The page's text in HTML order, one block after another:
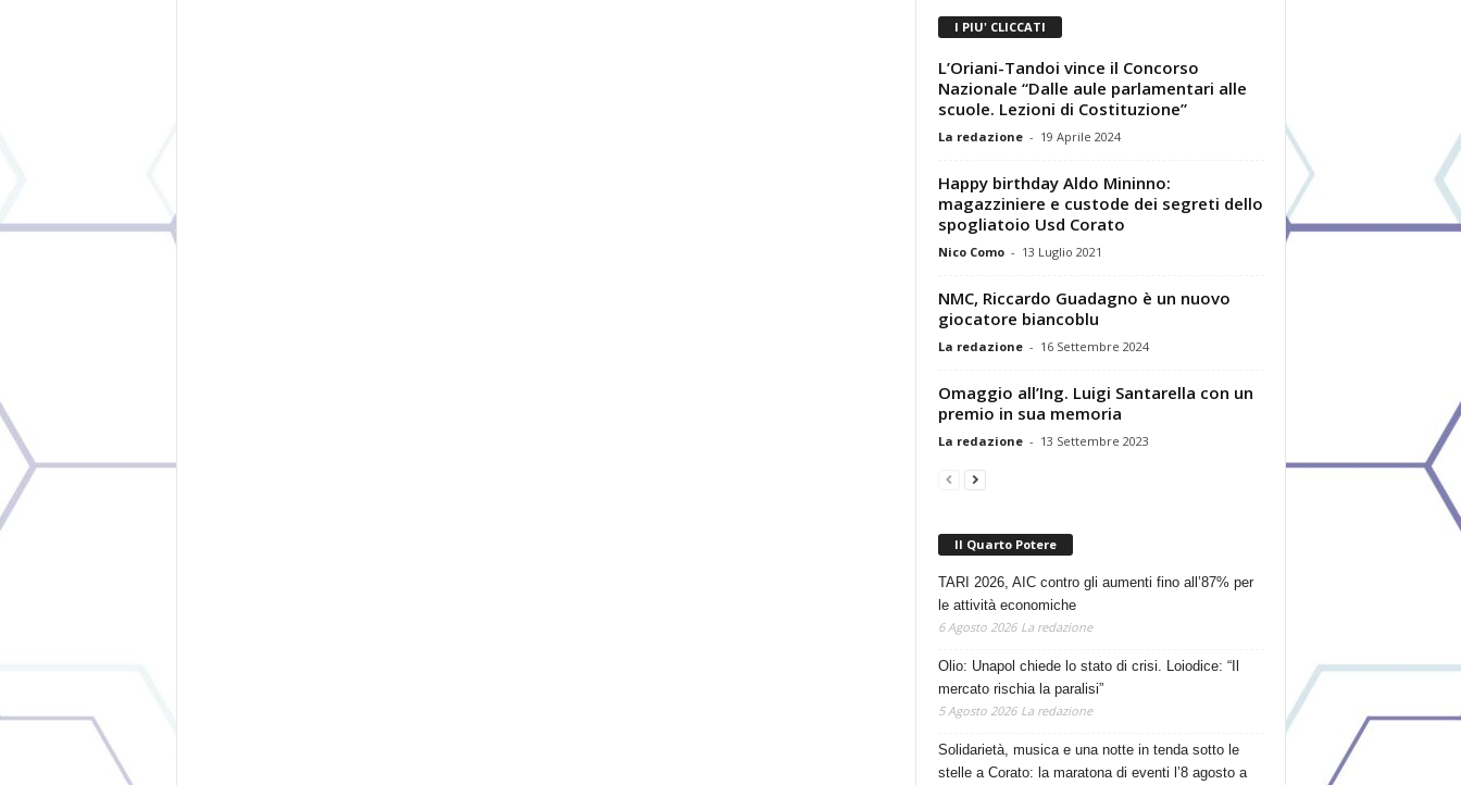
I PIU' CLICCATI
L’Oriani-Tandoi vince il Concorso
Nazionale “Dalle aule parlamentari alle
scuole. Lezioni di Costituzione”
La redazione - 19 Aprile 2024
Happy birthday Aldo Mininno:
magazziniere e custode dei segreti dello
spogliatoio Usd Corato
Nico Como - 13 Luglio 2021
NMC, Riccardo Guadagno è un nuovo
giocatore biancoblu
La redazione - 16 Settembre 2024
Omaggio all’Ing. Luigi Santarella con un
premio in sua memoria
La redazione - 13 Settembre 2023
Il Quarto Potere
TARI 2026, AIC contro gli aumenti fino all’87% per
le attività economiche
6 Agosto 2026 La redazione
Olio: Unapol chiede lo stato di crisi. Loiodice: “Il
mercato rischia la paralisi”
5 Agosto 2026 La redazione
Solidarietà, musica e una notte in tenda sotto le
stelle a Corato: la maratona di eventi l’8 agosto a